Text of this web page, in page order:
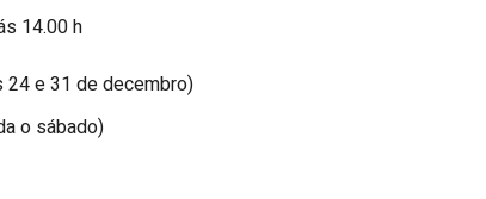
14.00 h
24 e 31 de decembro)
o sábado)